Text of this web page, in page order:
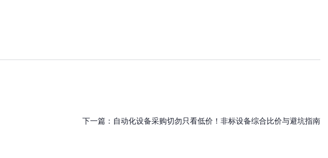
下一篇： 自动化设备采购切勿只看低价！非标设备综合比价与避坑指南